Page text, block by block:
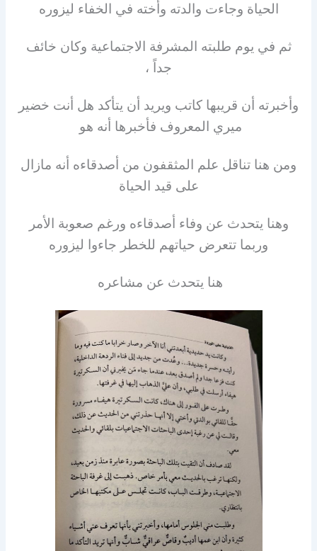
الحياة وجاءت والدته وأخته في الخفاء ليزوره
ثم في يوم طلبته المشرفة الاجتماعية وكان خائف
جداً ،
وأخبرته أن قريبها كاتب ويريد أن يتأكد هل أنت خضير
ميري المعروف فأخبرها أنه هو
ومن هنا تناقل علم المثقفون من أصدقاءه أنه مازال
على قيد الحياة
وهنا يتحدث عن وفاء أصدقاءه ورغم صعوبة الأمر
وربما تتعرض حياتهم للخطر جاءوا ليزوره
هنا يتحدث عن مشاعره